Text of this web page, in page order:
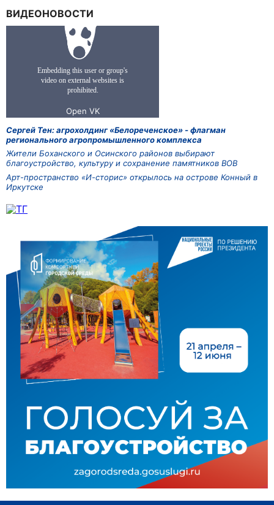
ВИДЕОНОВОСТИ
Сергей Тен: агрохолдинг «Белореченское» - флагман
регионального агропромышленного комплекса
Жители Боханского и Осинского районов выбирают
благоустройство, культуру и сохранение памятников ВОВ
Арт-пространство «И-сторис» открылось на острове Конный в
Иркутске